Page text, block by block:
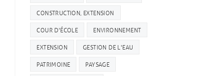
CONSTRUCTION, EXTENSION
COUR D'ÉCOLE ENVIRONNEMENT
EXTENSION GESTION DE L'EAU
PATRIMOINE PAYSAGE